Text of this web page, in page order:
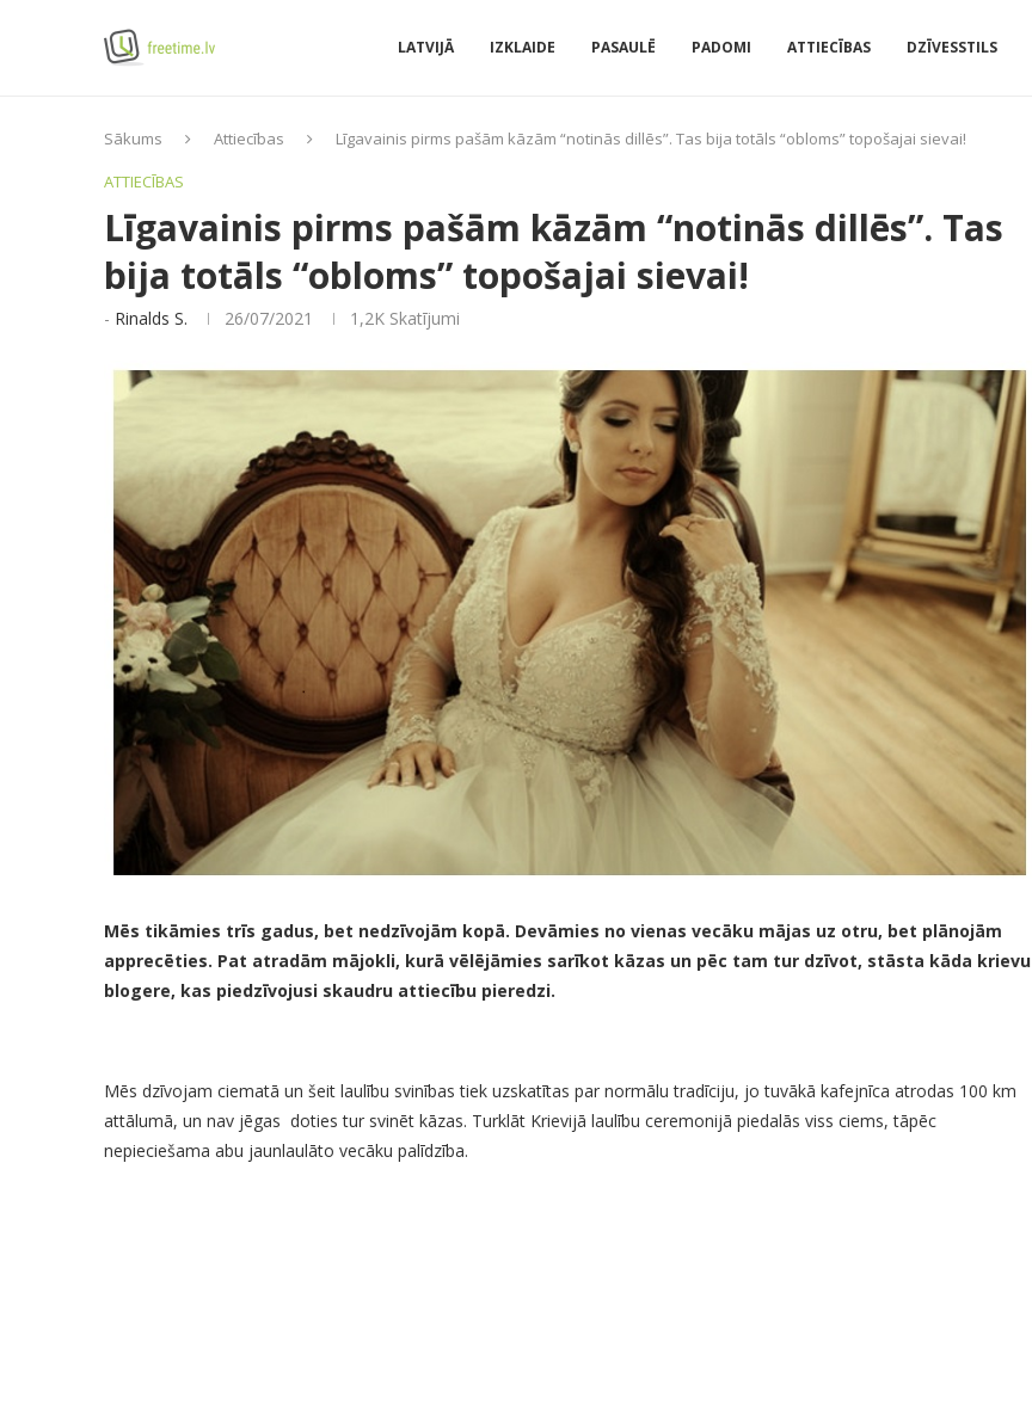
LATVIJĀ IZKLAIDE PASAULĒ PADOMI ATTIECĪBAS DZĪVESSTILS
Sākums Attiecības
Līgavainis pirms pašām kāzām “notinās dillēs”. Tas bija totāls “obloms” topošajai sievai!
ATTIECĪBAS
Līgavainis pirms pašām kāzām “notinās dillēs”. Tas
bija totāls “obloms” topošajai sievai!
- Rinalds S. 26/07/2021 1,2K Skatījumi
Mēs tikāmies trīs gadus, bet nedzīvojām kopā. Devāmies no vienas vecāku mājas uz otru, bet plānojām
apprecēties. Pat atradām mājokli, kurā vēlējāmies sarīkot kāzas un pēc tam tur dzīvot, stāsta kāda krievu
blogere, kas piedzīvojusi skaudru attiecību pieredzi.
Mēs dzīvojam ciematā un šeit laulību svinības tiek uzskatītas par normālu tradīciju, jo tuvākā kafejnīca atrodas 100 km
attālumā, un nav jēgas doties tur svinēt kāzas. Turklāt Krievijā laulību ceremonijā piedalās viss ciems, tāpēc
nepieciešama abu jaunlaulāto vecāku palīdzība.